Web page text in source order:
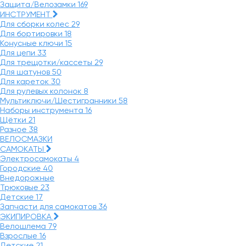
Защита/Велозамки 169
ИНСТРУМЕНТ
Для сборки колес 29
Для бортировки 18
Конусные ключи 15
Для цепи 33
Для трещотки/кассеты 29
Для шатунов 50
Для кареток 30
Для рулевых колонок 8
Мультиключи/Шестигранники 58
Наборы инструмента 16
Щётки 21
Разное 38
ВЕЛОСМАЗКИ
САМОКАТЫ
Электросамокаты 4
Городские 40
Внедорожные
Трюковые 23
Детские 17
Запчасти для самокатов 36
ЭКИПИРОВКА
Велошлема 79
Взрослые 16